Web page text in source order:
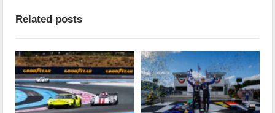
Related posts